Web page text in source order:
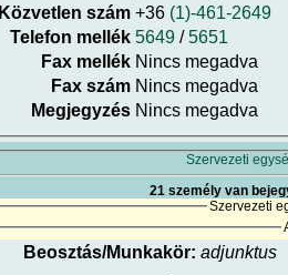
Közvetlen szám +36 (1)-461-2649
Telefon mellék 5649 / 5651
Fax mellék Nincs megadva
Fax szám Nincs megadva
Megjegyzés Nincs megadva
Szervezeti
21 személy van
Szervezeti
Beosztás/Munkakör: adjunktus